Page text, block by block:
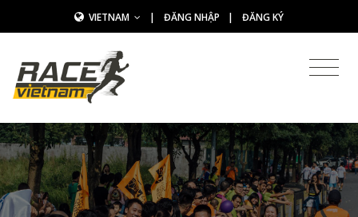
VIETNAM | ĐĂNG NHẬP | ĐĂNG KÝ